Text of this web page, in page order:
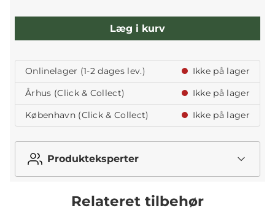
Læg i kurv
Onlinelager (1-2 dages lev.)
Ikke på lager
Århus (Click & Collect)
Ikke på lager
København (Click & Collect)
Ikke på lager
Produkteksperter
Relateret tilbehør